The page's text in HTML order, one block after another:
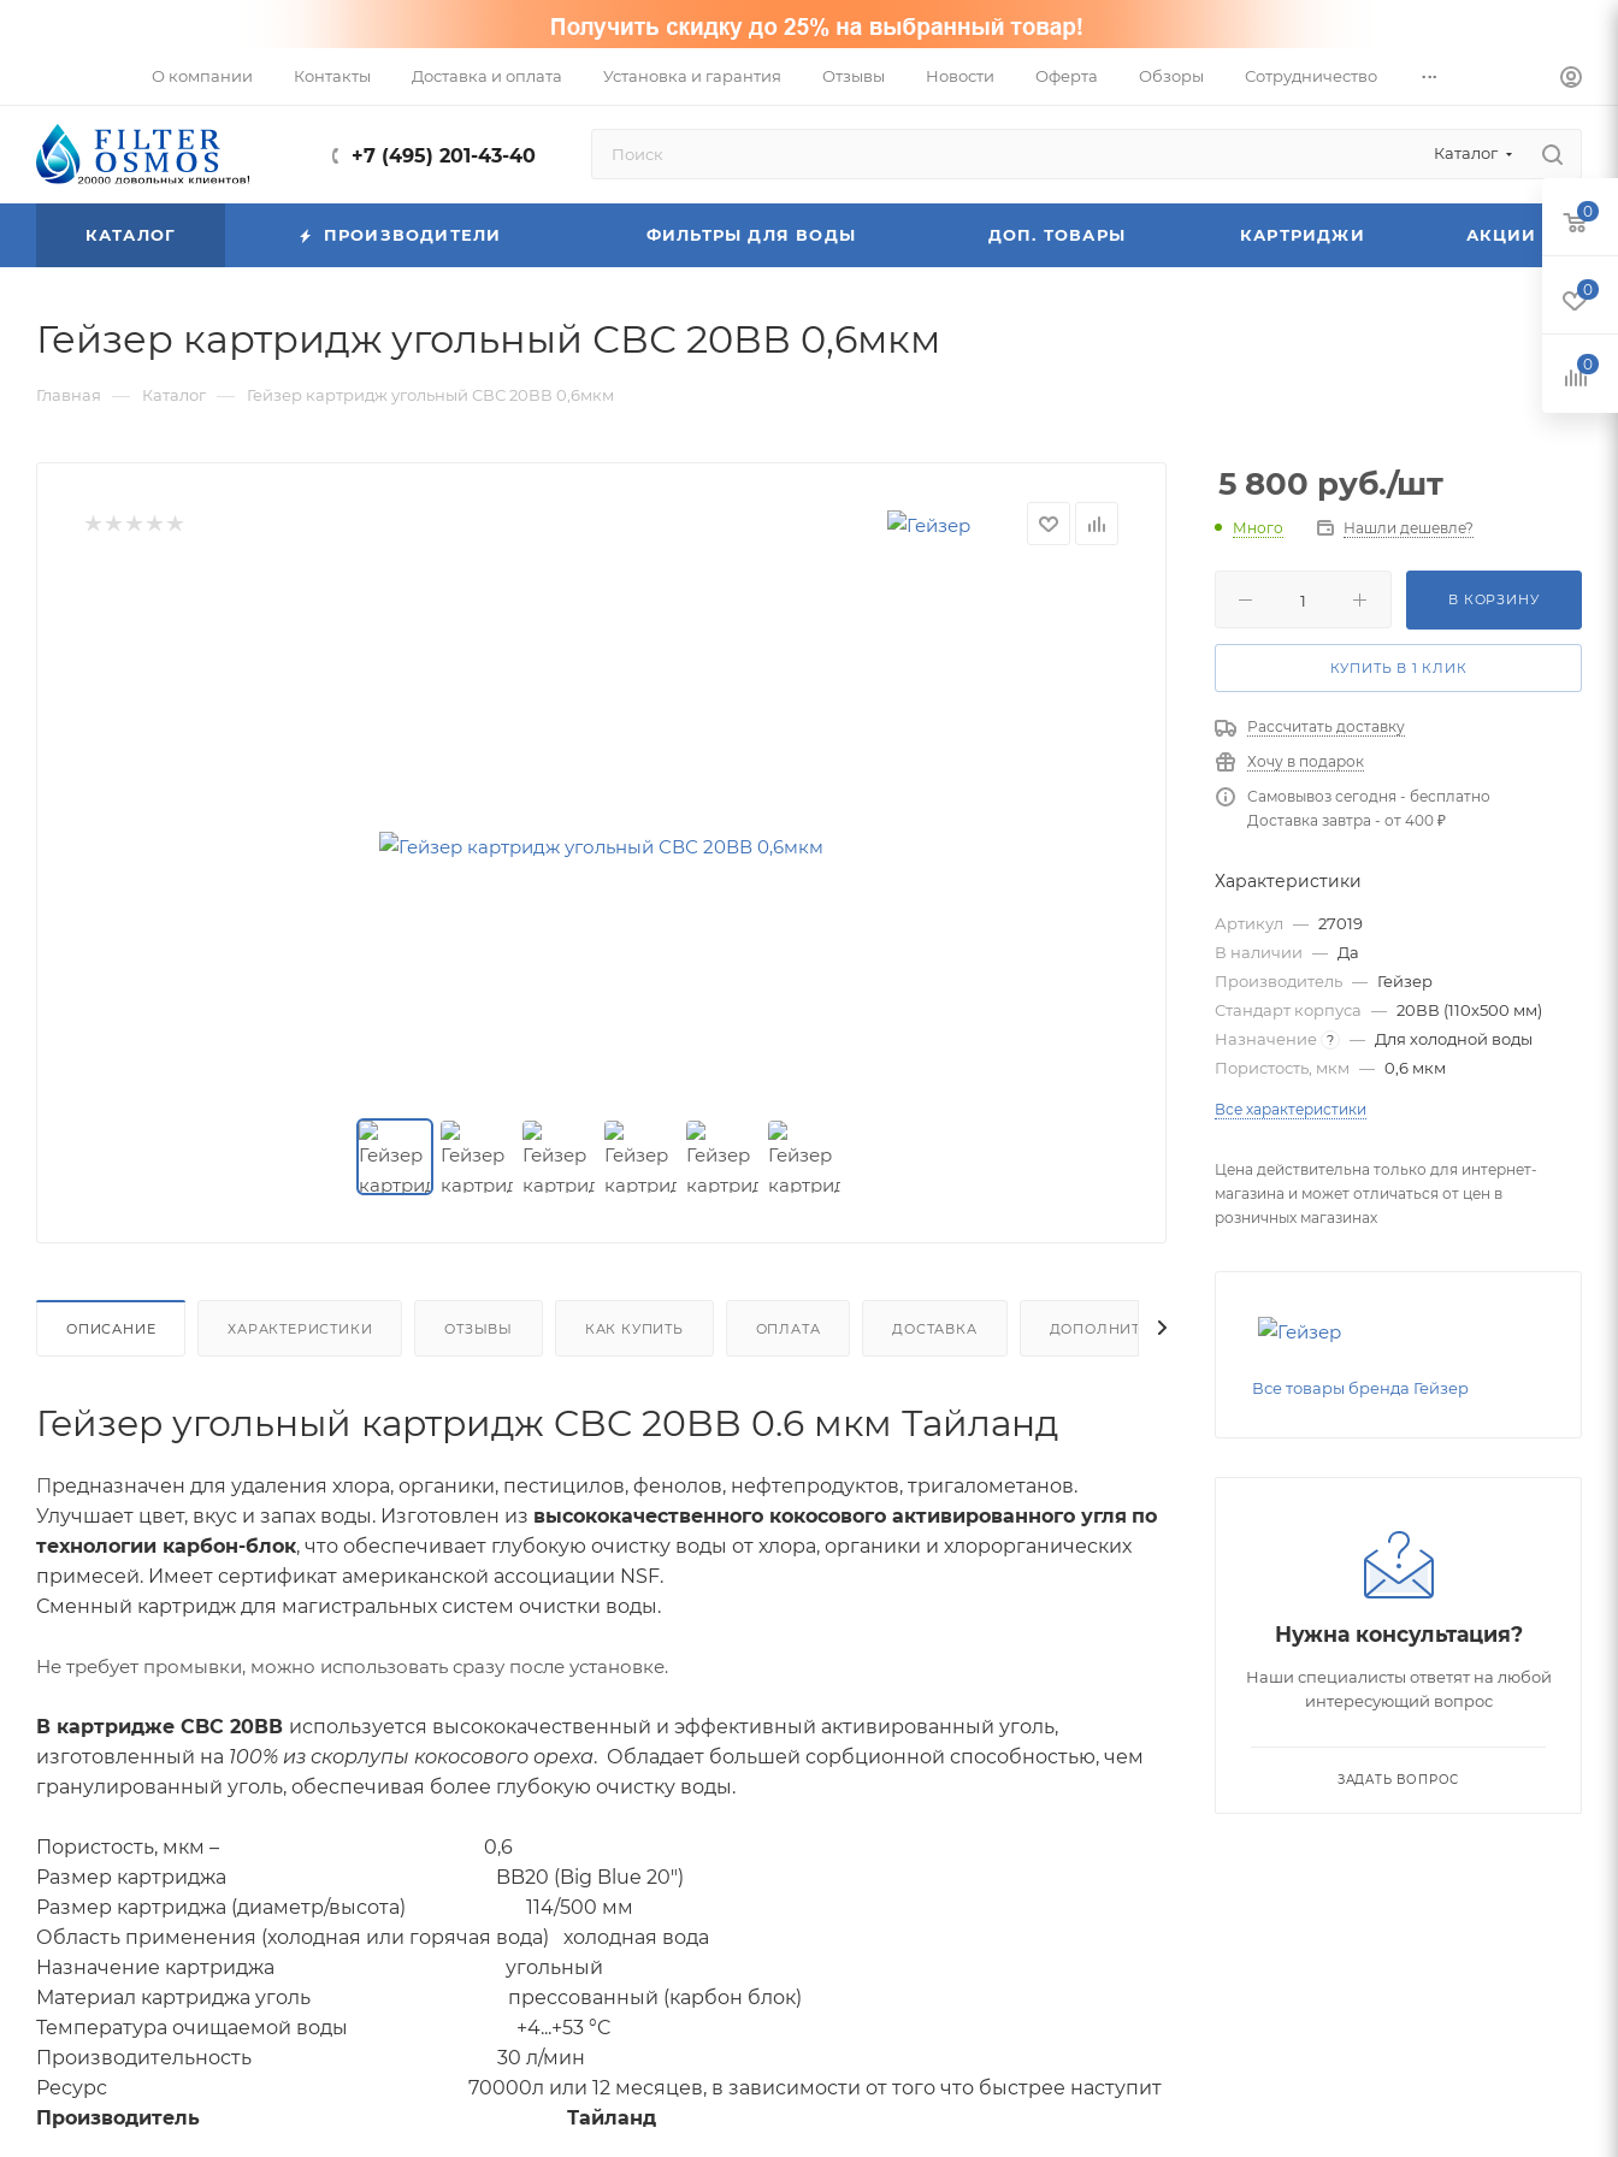
О компании Контакты Доставка и оплата Установка и гарантия Отзывы Новости Оферта Обзоры Сотрудничество ...
+7 (495) 201-43-40 Каталог
КАТАЛОГ ПРОИЗВОДИТЕЛИ ФИЛЬТРЫ ДЛЯ ВОДЫ ДОП. ТОВАРЫ КАРТРИДЖИ АКЦИИ
Гейзер картридж угольный СВС 20ВВ 0,6мкм
Главная — Каталог — Гейзер картридж угольный СВС 20ВВ 0,6мкм
ОПИСАНИЕ ХАРАКТЕРИСТИКИ ОТЗЫВЫ КАК КУПИТЬ ОПЛАТА ДОСТАВКА ДОПОЛНИТЕЛЬНО
Гейзер угольный картридж CBC 20BB 0.6 мкм Тайланд
Предназначен для удаления хлора, органики, пестицилов, фенолов, нефтепродуктов, тригалометанов.
Улучшает цвет, вкус и запах воды. Изготовлен из высококачественного кокосового активированного угля по
технологии карбон-блок, что обеспечивает глубокую очистку воды от хлора, органики и хлорорганических
примесей. Имеет сертификат американской ассоциации NSF.
Сменный картридж для магистральных систем очистки воды.
Не требует промывки, можно использовать сразу после установке.
В картридже CBC 20ВВ используется высококачественный и эффективный активированный уголь,
изготовленный на 100% из скорлупы кокосового ореха. Обладает большей сорбционной способностью, чем
гранулированный уголь, обеспечивая более глубокую очистку воды.
Пористость, мкм – 0,6
Размер картриджа BB20 (Big Blue 20")
Размер картриджа (диаметр/высота) 114/500 мм
Область применения (холодная или горячая вода) холодная вода
Назначение картриджа угольный
Материал картриджа уголь прессованный (карбон блок)
Температура очищаемой воды +4...+53 °C
Производительность 30 л/мин
Ресурс 70000л или 12 месяцев, в зависимости от того что быстрее наступит
Производитель Тайланд
5 800 руб./шт
Много Нашли дешевле?
В КОРЗИНУ
КУПИТЬ В 1 КЛИК
Рассчитать доставку
Хочу в подарок
Самовывоз сегодня - бесплатно
Доставка завтра - от 400 ₽
Характеристики
Артикул — 27019
В наличии — Да
Производитель — Гейзер
Стандарт корпуса — 20ВВ (110х500 мм)
Назначение ? — Для холодной воды
Пористость, мкм — 0,6 мкм
Все характеристики
Цена действительна только для интернет-
магазина и может отличаться от цен в
розничных магазинах
Все товары бренда Гейзер
Нужна консультация?
Наши специалисты ответят на любой
интересующий вопрос
ЗАДАТЬ ВОПРОС
0
0
0